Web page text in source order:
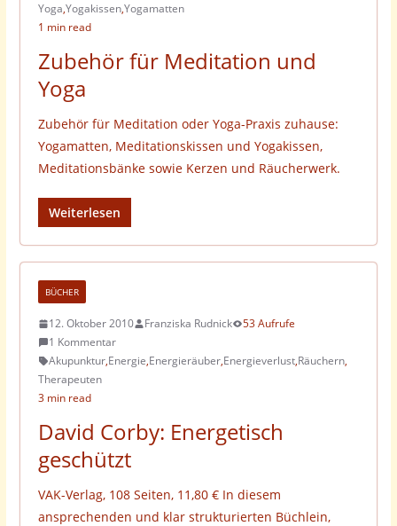
Yoga,Yogakissen,Yogamatten
1 min read
Zubehör für Meditation und
Yoga
Zubehör für Meditation oder Yoga-Praxis zuhause:
Yogamatten, Meditationskissen und Yogakissen,
Meditationsbänke sowie Kerzen und Räucherwerk.
Weiterlesen
BÜCHER
12. Oktober 2010 Franziska Rudnick
53 Aufrufe
1 Kommentar
Akupunktur,Energie,Energieräuber,Energieverlust,Räuchern,
Therapeuten
3 min read
David Corby: Energetisch
geschützt
VAK-Verlag, 108 Seiten, 11,80 € In diesem
ansprechenden und klar strukturierten Büchlein,